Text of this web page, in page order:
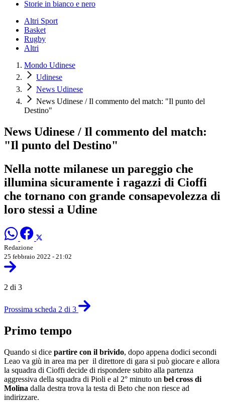
Storie in bianco e nero
Altri Sport
Basket
Rugby
Altri
Mondo Udinese
Udinese
News Udinese
News Udinese / Il commento del match: "Il punto del
Destino"
News Udinese / Il commento del match:
"Il punto del Destino"
Nella notte milanese un pareggio che
illumina sicuramente i ragazzi di Cioffi
che tornano con grande consapevolezza di
loro stessi a Udine
Redazione
25 febbraio 2022 - 21:02
2 di 3
Prossima scheda 2 di 3
Primo tempo
Quando si dice partire con il brivido, dopo appena dodici secondi
Leao va giù in area ma per il direttore di gara si può giocare e allora
la squadra di Cioffi decide di rispondere subito alla partenza
aggressiva della squadra di Pioli e al 2° minuto un bel cross di
Molina dalla destra trova la testa di Beto che non riesce ad
indirizzare.